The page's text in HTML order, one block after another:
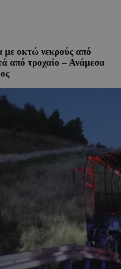
με οκτώ νεκρούς από
από τροχαίο – Ανάμεσα